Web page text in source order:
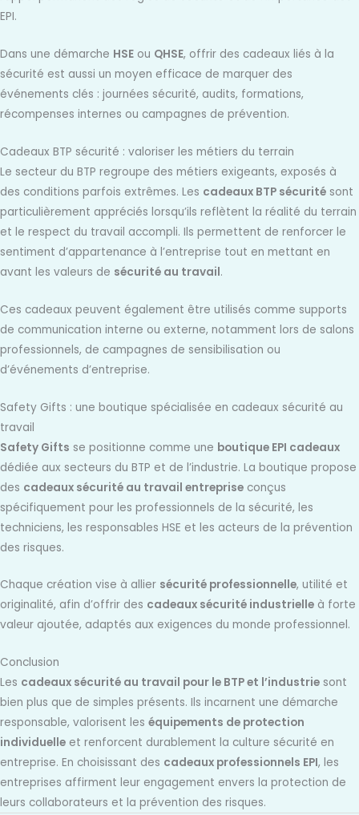
EPI.
Dans une démarche HSE ou QHSE, offrir des cadeaux liés à la
sécurité est aussi un moyen efficace de marquer des
événements clés : journées sécurité, audits, formations,
récompenses internes ou campagnes de prévention.
Cadeaux BTP sécurité : valoriser les métiers du terrain
Le secteur du BTP regroupe des métiers exigeants, exposés à
des conditions parfois extrêmes. Les cadeaux BTP sécurité sont
particulièrement appréciés lorsqu’ils reflètent la réalité du terrain
et le respect du travail accompli. Ils permettent de renforcer le
sentiment d’appartenance à l’entreprise tout en mettant en
avant les valeurs de sécurité au travail.
Ces cadeaux peuvent également être utilisés comme supports
de communication interne ou externe, notamment lors de salons
professionnels, de campagnes de sensibilisation ou
d’événements d’entreprise.
Safety Gifts : une boutique spécialisée en cadeaux sécurité au
travail
Safety Gifts se positionne comme une boutique EPI cadeaux
dédiée aux secteurs du BTP et de l’industrie. La boutique propose
des cadeaux sécurité au travail entreprise conçus
spécifiquement pour les professionnels de la sécurité, les
techniciens, les responsables HSE et les acteurs de la prévention
des risques.
Chaque création vise à allier sécurité professionnelle, utilité et
originalité, afin d’offrir des cadeaux sécurité industrielle à forte
valeur ajoutée, adaptés aux exigences du monde professionnel.
Conclusion
Les cadeaux sécurité au travail pour le BTP et l’industrie sont
bien plus que de simples présents. Ils incarnent une démarche
responsable, valorisent les équipements de protection
individuelle et renforcent durablement la culture sécurité en
entreprise. En choisissant des cadeaux professionnels EPI, les
entreprises affirment leur engagement envers la protection de
leurs collaborateurs et la prévention des risques.